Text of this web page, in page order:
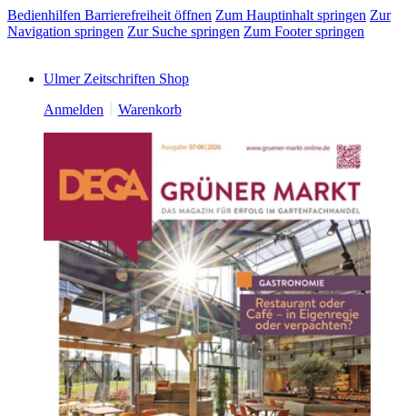
Bedienhilfen Barrierefreiheit öffnen Zum Hauptinhalt springen Zur
Navigation springen Zur Suche springen Zum Footer springen
Ulmer Zeitschriften Shop
Anmelden
Warenkorb